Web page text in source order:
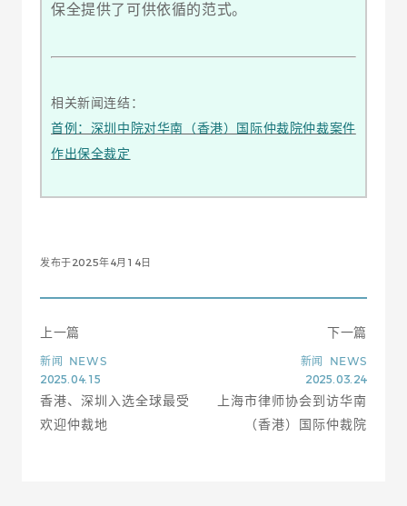
保全提供了可供依循的范式。
相关新闻连结：
首例：深圳中院对华南（香港）国际仲裁院仲裁案件
作出保全裁定
发布于2025年4月14日
上一篇
新闻
NEWS
2025.04.15
香港、深圳入选全球最受
欢迎仲裁地
下一篇
新闻
NEWS
2025.03.24
上海市律师协会到访华南
（香港）国际仲裁院